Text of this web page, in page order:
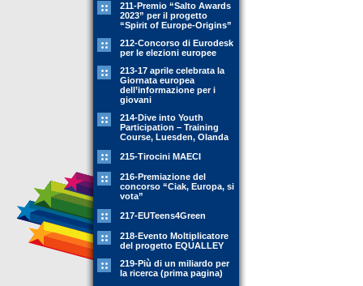
211-Premio “Salto Awards
2023” per il progetto
“Spirit of Europe-Origins”
212-Concorso di Eurodesk
per le elezioni europee
213-17 aprile celebrata la
Giornata europea
dell’informazione per i
giovani
214-Dive into Youth
Participation – Training
Course, Luesden, Olanda
215-Tirocini MAECI
216-Premiazione del
concorso “Ciak, Europa, si
vota”
217-EUTeens4Green
218-Evento Moltiplicatore
del progetto EQUALLEY
219-Più di un miliardo per
la ricerca (prima pagina)